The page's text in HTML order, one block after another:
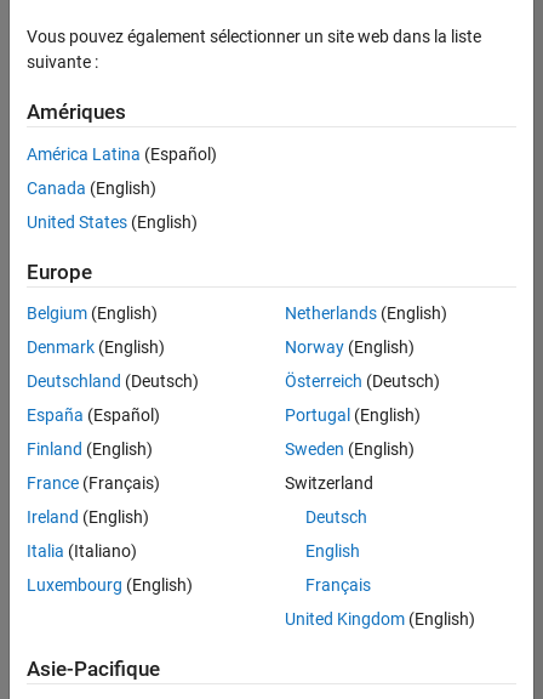
Ventes pour l'éducation
Ventes internes
Actuellement,
aucune
offre
d'emploi
correspondant
à vos
critères
de
recherche.
Vous
pouvez
élargir
votre
recherche
ou
afficher
l’ensemble
d'emploi.
Vous pouvez également sélectionner un site web dans la liste
suivante :
Amériques
América Latina (Español)
Canada (English)
United States (English)
Europe
Belgium (English)
Denmark (English)
Deutschland (Deutsch)
España (Español)
Finland (English)
France (Français)
Ireland (English)
Italia (Italiano)
Luxembourg (English)
Netherlands(English)
Norway(English)
Österreich (Deutsch)
Portugal (English)
Sweden (English)
Switzerland
Deutsch
English
Français
United Kingdom(English)
Asie-Pacifique